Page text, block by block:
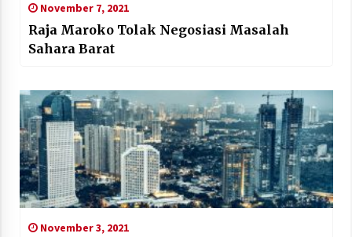
November 7, 2021
Raja Maroko Tolak Negosiasi Masalah
Sahara Barat
November 3, 2021